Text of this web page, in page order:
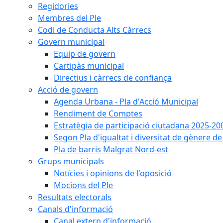
Regidories
Membres del Ple
Codi de Conducta Alts Càrrecs
Govern municipal
Equip de govern
Cartipàs municipal
Directius i càrrecs de confiança
Acció de govern
Agenda Urbana - Pla d'Acció Municipal
Rendiment de Comptes
Estratègia de participació ciutadana 2025-
Segon Pla d'igualtat i diversitat de gènere
Pla de barris Malgrat Nord-est
Grups municipals
Notícies i opinions de l'oposició
Mocions del Ple
Resultats electorals
Canals d'informació